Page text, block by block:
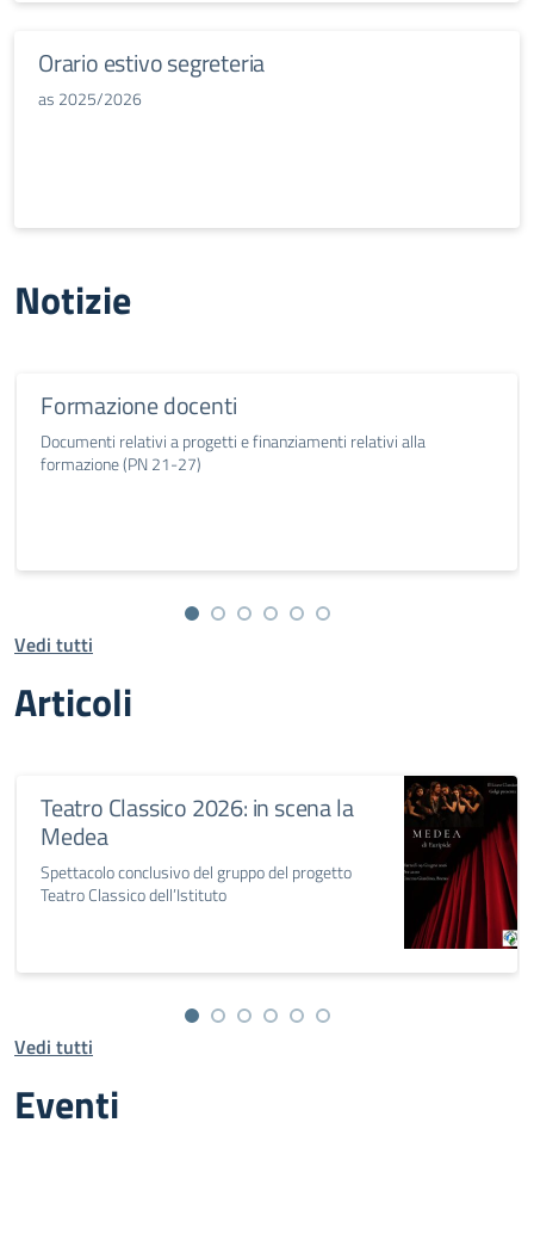
Orario estivo segreteria
as 2025/2026
Notizie
Formazione docenti
Documenti relativi a progetti e finanziamenti relativi alla
formazione (PN 21-27)
Vedi tutti
Articoli
Teatro Classico 2026: in scena la
Medea
Spettacolo conclusivo del gruppo del progetto
Teatro Classico dell’Istituto
Vedi tutti
Eventi